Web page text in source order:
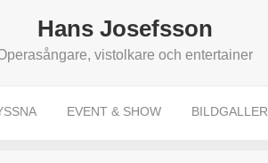
Hans Josefsson
vistolkare och entertainer
EVENT & SHOW